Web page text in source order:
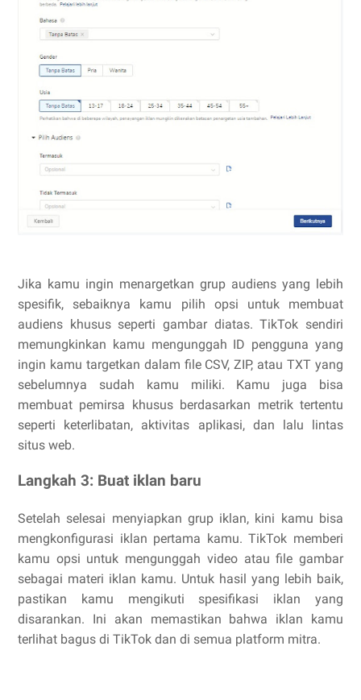
Jika kamu ingin menargetkan grup audiens yang lebih
spesifik, sebaiknya kamu pilih opsi untuk membuat
audiens khusus seperti gambar diatas. TikTok sendiri
memungkinkan kamu mengunggah ID pengguna yang
ingin kamu targetkan dalam file CSV, ZIP, atau TXT yang
sebelumnya sudah kamu miliki. Kamu juga bisa
membuat pemirsa khusus berdasarkan metrik tertentu
seperti keterlibatan, aktivitas aplikasi, dan lalu lintas
situs web.
Langkah 3: Buat iklan baru
Setelah selesai menyiapkan grup iklan, kini kamu bisa
mengkonfigurasi iklan pertama kamu. TikTok memberi
kamu opsi untuk mengunggah video atau file gambar
sebagai materi iklan kamu. Untuk hasil yang lebih baik,
pastikan kamu mengikuti spesifikasi iklan yang
disarankan. Ini akan memastikan bahwa iklan kamu
terlihat bagus di TikTok dan di semua platform mitra.